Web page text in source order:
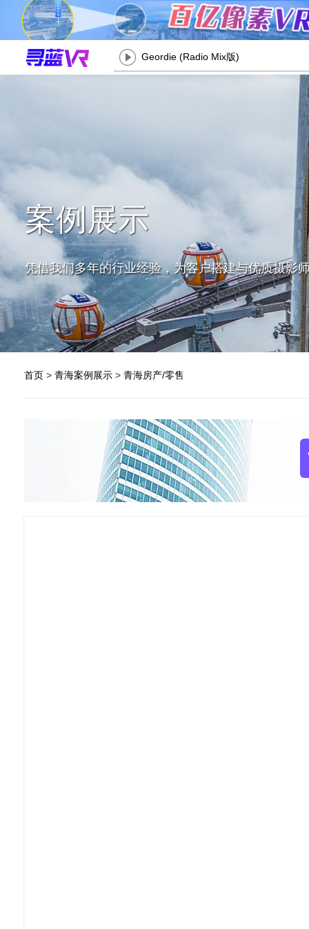
Geordie (Radio Mix版)
案例展示
凭借我们多年的行业经验，为客户搭建与优质摄影
首页 > 青海案例展示 > 青海房产/零售